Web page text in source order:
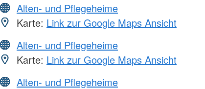
Alten- und Pflegeheime
Karte: Link zur Google Maps Ansicht
Alten- und Pflegeheime
Karte: Link zur Google Maps Ansicht
Alten- und Pflegeheime